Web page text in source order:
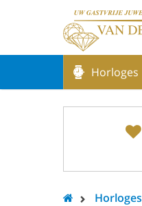
Horloges
Horloges